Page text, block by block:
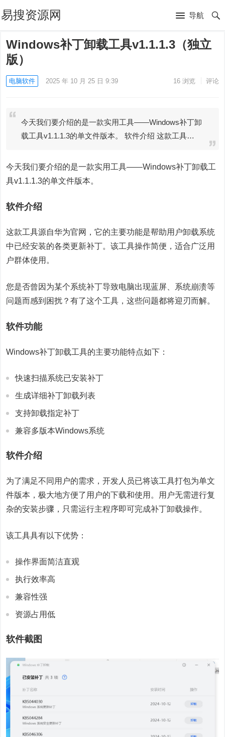
易搜资源网 导航
Windows补丁卸载工具v1.1.1.3（独立
版）
电脑软件 2025 年 10 月 25 日 9:39 16浏览 评论
今天我们要介绍的是一款实用工具——Windows补丁卸
载工具v1.1.1.3的单文件版本。 软件介绍 这款工具…
今天我们要介绍的是一款实用工具——Windows补丁卸载工
具v1.1.1.3的单文件版本。
软件介绍
这款工具源自华为官网，它的主要功能是帮助用户卸载系统
中已经安装的各类更新补丁。该工具操作简便，适合广泛用
户群体使用。
您是否曾因为某个系统补丁导致电脑出现蓝屏、系统崩溃等
问题而感到困扰？有了这个工具，这些问题都将迎刃而解。
软件功能
Windows补丁卸载工具的主要功能特点如下：
快速扫描系统已安装补丁
生成详细补丁卸载列表
支持卸载指定补丁
兼容多版本Windows系统
软件介绍
为了满足不同用户的需求，开发人员已将该工具打包为单文
件版本，极大地方便了用户的下载和使用。用户无需进行复
杂的安装步骤，只需运行主程序即可完成补丁卸载操作。
该工具具有以下优势：
操作界面简洁直观
执行效率高
兼容性强
资源占用低
软件截图